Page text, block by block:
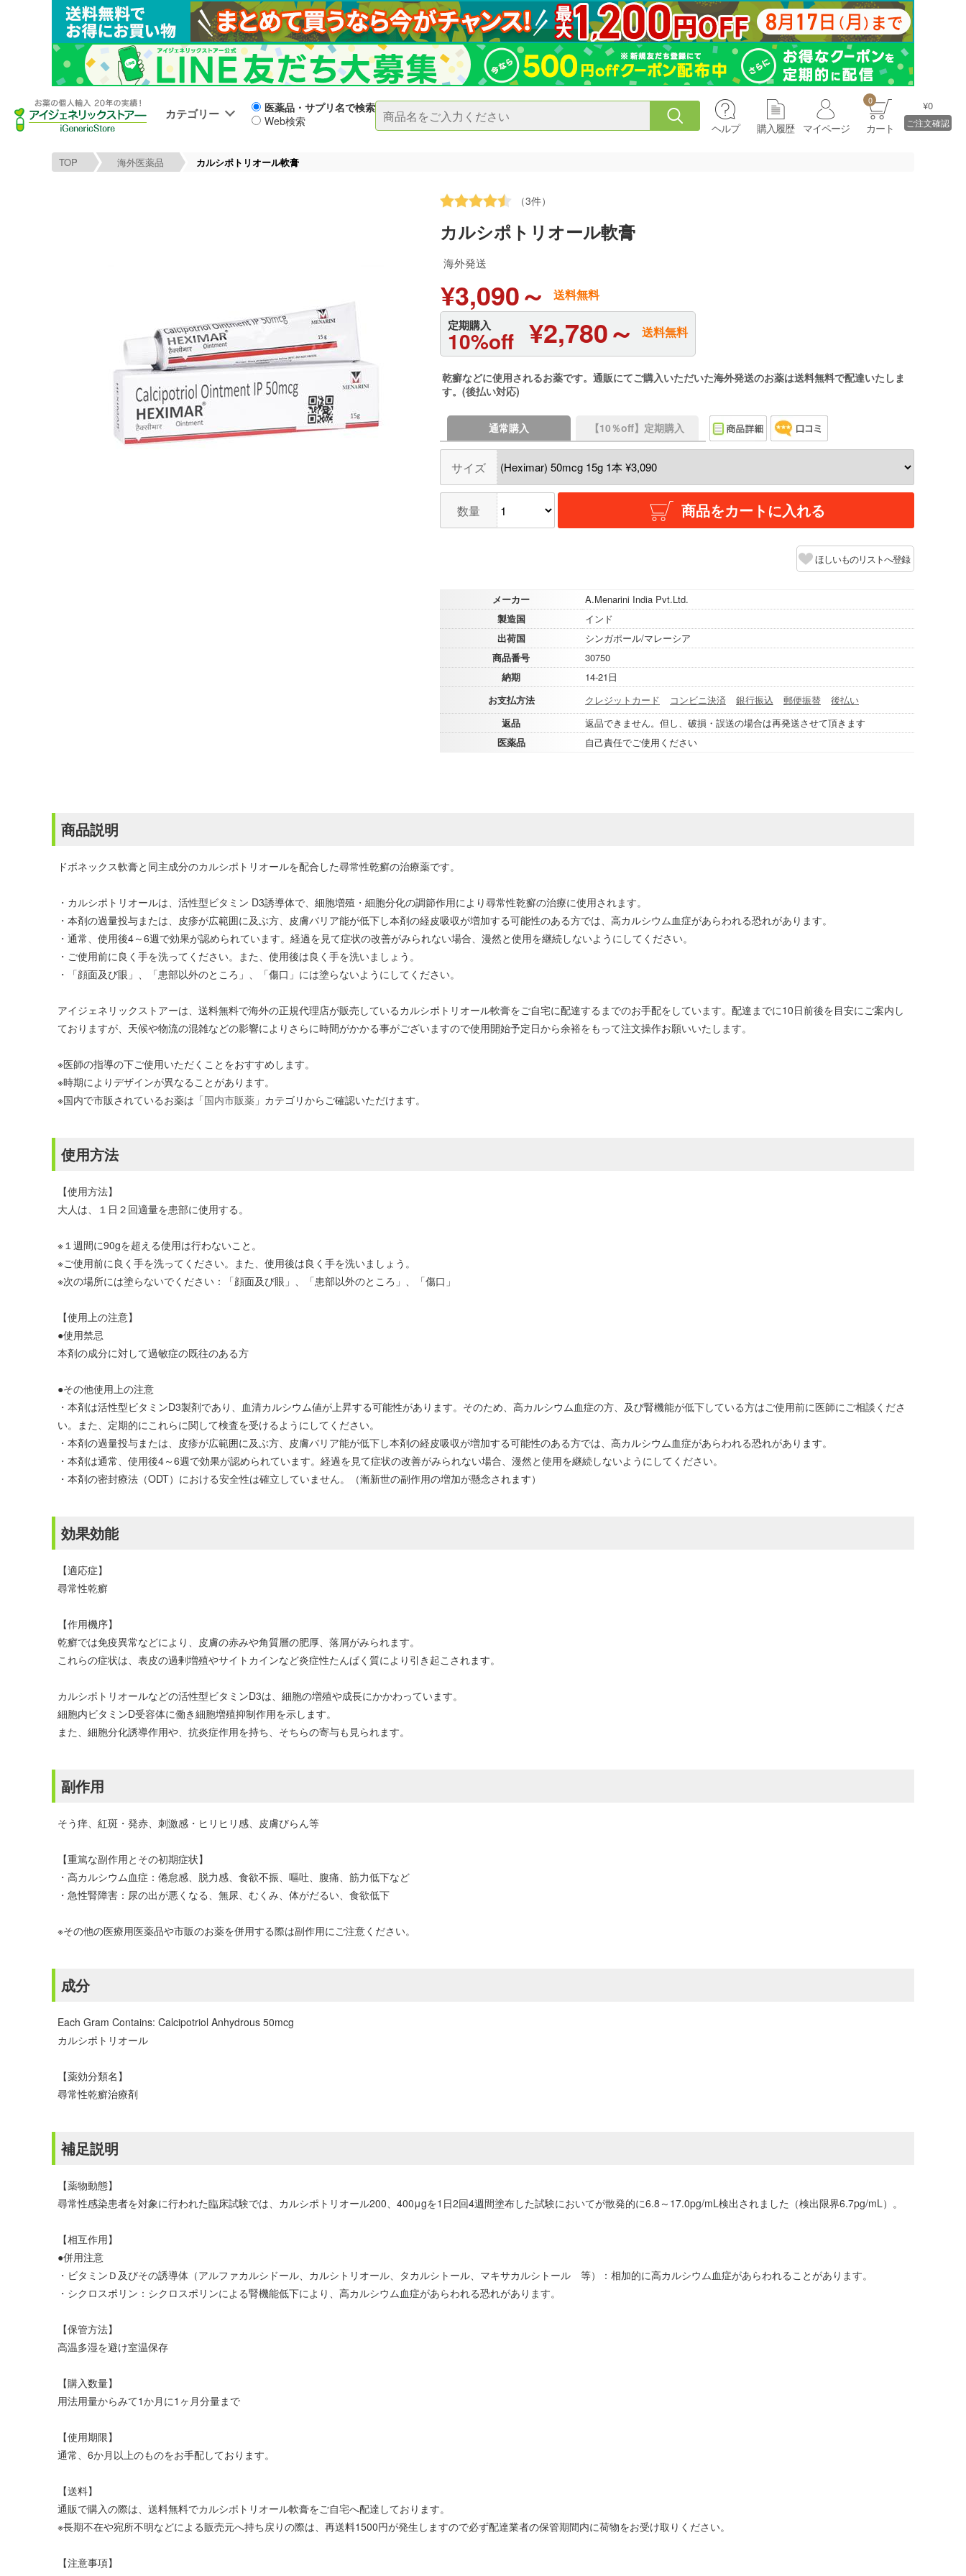
カテゴリー
医薬品・サプリ名で検索
Web検索
ヘルプ 購入履歴 マイページ
0
カート
¥0
ご注文確認
TOP 海外医薬品 カルシポトリオール軟膏
（3件）
カルシポトリオール軟膏
海外発送
¥3,090～ 送料無料
定期購入
10%off ¥2,780～ 送料無料
乾癬などに使用されるお薬です。通販にてご購入いただいた海外発送のお薬は送料無料で配達いたしま
す。(後払い対応)
通常購入 【10％off】定期購入
サイズ
数量 商品をカートに入れる
ほしいものリストへ登録
メーカー
A.Menarini India Pvt.Ltd.
製造国
インド
出荷国
シンガポール/マレーシア
商品番号
30750
納期
14-21日
お支払方法
クレジットカード コンビニ決済 銀行振込 郵便振替
後払い
返品
返品できません。但し、破損・誤送の場合は再発送させて頂きます
医薬品
自己責任でご使用ください
商品説明
ドボネックス軟膏と同主成分のカルシポトリオールを配合した尋常性乾癬の治療薬です。
・カルシポトリオールは、活性型ビタミン D3誘導体で、細胞増殖・細胞分化の調節作用により尋常性乾癬の治療に使用されます。
・本剤の過量投与または、皮疹が広範囲に及ぶ方、皮膚バリア能が低下し本剤の経皮吸収が増加する可能性のある方では、高カルシウム血症があらわれる恐れがあります。
・通常、使用後4～6週で効果が認められています。経過を見て症状の改善がみられない場合、漫然と使用を継続しないようにしてください。
・ご使用前に良く手を洗ってください。また、使用後は良く手を洗いましょう。
・「顔面及び眼」、「患部以外のところ」、「傷口」には塗らないようにしてください。
アイジェネリックストアーは、送料無料で海外の正規代理店が販売しているカルシポトリオール軟膏をご自宅に配達するまでのお手配をしています。配達までに10日前後を目安にご案内し
ておりますが、天候や物流の混雑などの影響によりさらに時間がかかる事がございますので使用開始予定日から余裕をもって注文操作お願いいたします。
※医師の指導の下ご使用いただくことをおすすめします。
※時期によりデザインが異なることがあります。
※国内で市販されているお薬は「国内市販薬 」カテゴリからご確認いただけます。
使用方法
【使用方法】
大人は、１日２回適量を患部に使用する。
※１週間に90gを超える使用は行わないこと。
※ご使用前に良く手を洗ってください。また、使用後は良く手を洗いましょう。
※次の場所には塗らないでください：「顔面及び眼」、「患部以外のところ」、「傷口」
【使用上の注意】
●使用禁忌
本剤の成分に対して過敏症の既往のある方
●その他使用上の注意
・本剤は活性型ビタミンD3製剤であり、血清カルシウム値が上昇する可能性があります。そのため、高カルシウム血症の方、及び腎機能が低下している方はご使用前に医師にご相談くださ
い。また、定期的にこれらに関して検査を受けるようにしてください。
・本剤の過量投与または、皮疹が広範囲に及ぶ方、皮膚バリア能が低下し本剤の経皮吸収が増加する可能性のある方では、高カルシウム血症があらわれる恐れがあります。
・本剤は通常、使用後4～6週で効果が認められています。経過を見て症状の改善がみられない場合、漫然と使用を継続しないようにしてください。
・本剤の密封療法（ODT）における安全性は確立していません。（漸新世の副作用の増加が懸念されます）
効果効能
【適応症】
尋常性乾癬
【作用機序】
乾癬では免疫異常などにより、皮膚の赤みや角質層の肥厚、落屑がみられます。
これらの症状は、表皮の過剰増殖やサイトカインなど炎症性たんぱく質により引き起こされます。
カルシポトリオールなどの活性型ビタミンD3は、細胞の増殖や成長にかかわっています。
細胞内ビタミンD受容体に働き細胞増殖抑制作用を示します。
また、細胞分化誘導作用や、抗炎症作用を持ち、そちらの寄与も見られます。
副作用
そう痒、紅斑・発赤、刺激感・ヒリヒリ感、皮膚びらん等
【重篤な副作用とその初期症状】
・高カルシウム血症：倦怠感、脱力感、食欲不振、嘔吐、腹痛、筋力低下など
・急性腎障害：尿の出が悪くなる、無尿、むくみ、体がだるい、食欲低下
※その他の医療用医薬品や市販のお薬を併用する際は副作用にご注意ください。
成分
Each Gram Contains: Calcipotriol Anhydrous 50mcg
カルシポトリオール
【薬効分類名】
尋常性乾癬治療剤
補足説明
【薬物動態】
尋常性感染患者を対象に行われた臨床試験では、カルシポトリオール200、400μgを1日2回4週間塗布した試験においてが散発的に6.8～17.0pg/mL検出されました（検出限界6.7pg/mL）。
【相互作用】
●併用注意
・ビタミンＤ及びその誘導体（アルファカルシドール、カルシトリオール、タカルシトール、マキサカルシトール 等）：相加的に高カルシウム血症があらわれることがあります。
・シクロスポリン：シクロスポリンによる腎機能低下により、高カルシウム血症があらわれる恐れがあります。
【保管方法】
高温多湿を避け室温保存
【購入数量】
用法用量からみて1か月に1ヶ月分量まで
【使用期限】
通常、6か月以上のものをお手配しております。
【送料】
通販で購入の際は、送料無料でカルシポトリオール軟膏をご自宅へ配達しております。
※長期不在や宛所不明などによる販売元へ持ち戻りの際は、再送料1500円が発生しますので必ず配達業者の保管期間内に荷物をお受け取りください。
【注意事項】